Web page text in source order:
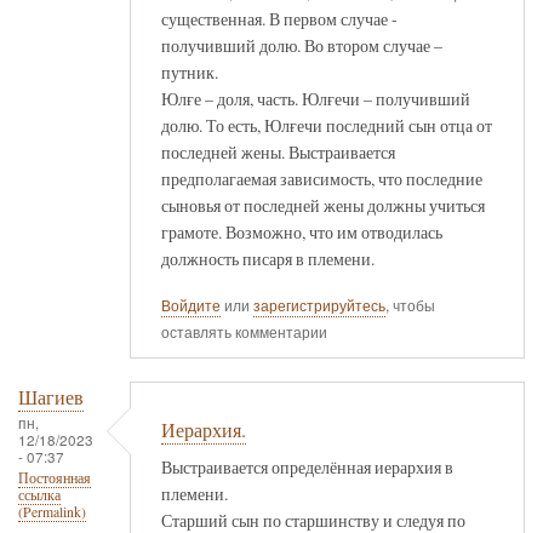
существенная. В первом случае -
получивший долю. Во втором случае –
путник.
Юлғе – доля, часть. Юлғечи – получивший
долю. То есть, Юлғечи последний сын отца от
последней жены. Выстраивается
предполагаемая зависимость, что последние
сыновья от последней жены должны учиться
грамоте. Возможно, что им отводилась
должность писаря в племени.
Войдите или зарегистрируйтесь, чтобы
оставлять комментарии
Шагиев
пн,
12/18/2023
- 07:37
Постоянная
ссылка
(Permalink)
Иерархия.
Выстраивается определённая иерархия в
племени.
Старший сын по старшинству и следуя по